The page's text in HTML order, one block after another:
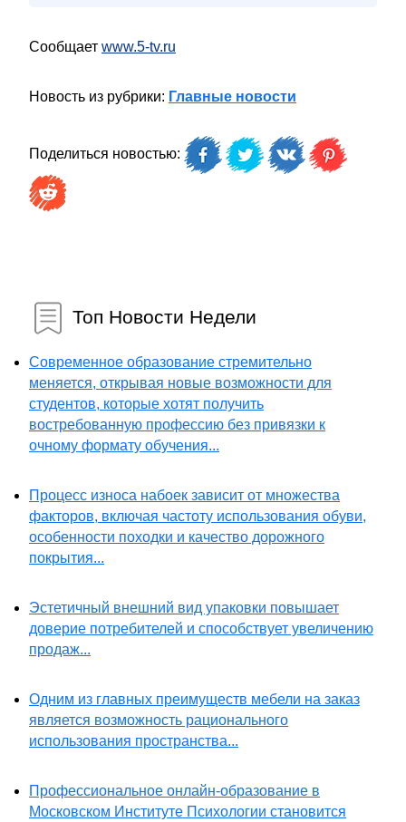
Сообщает www.5-tv.ru
Новость из рубрики: Главные новости
Поделиться новостью:
Топ Новости Недели
Современное образование стремительно
меняется, открывая новые возможности для
студентов, которые хотят получить
востребованную профессию без привязки к
очному формату обучения...
Процесс износа набоек зависит от множества
факторов, включая частоту использования обуви,
особенности походки и качество дорожного
покрытия...
Эстетичный внешний вид упаковки повышает
доверие потребителей и способствует увеличению
продаж...
Одним из главных преимуществ мебели на заказ
является возможность рационального
использования пространства...
Профессиональное онлайн-образование в
Московском Институте Психологии становится